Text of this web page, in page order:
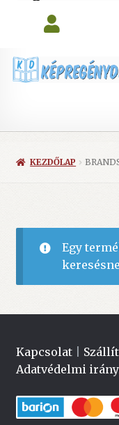
KEZDŐLAP
Egy
Kapcsolat|
Adatvédelmi